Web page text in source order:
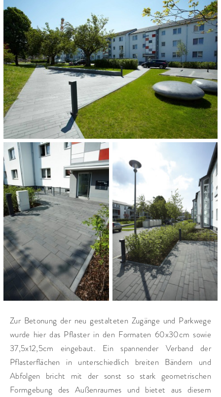
WSG Wohnungs- und Siedlungs-GmbH
HOEVEELHEID:
4.800 m²
OPLEVERING:
2014
CATEGORIE:
Wooncomplexen en particulieren woningen
Zur Betonung der neu gestalteten Zugänge und Parkwege
wurde hier das Pflaster in den Formaten 60x30cm sowie
37,5x12,5cm eingebaut. Ein spannender Verband der
Pflasterflächen in unterschiedlich breiten Bändern und
Abfolgen bricht mit der sonst so stark geometrischen
Formgebung des Außenraumes und bietet aus diesem